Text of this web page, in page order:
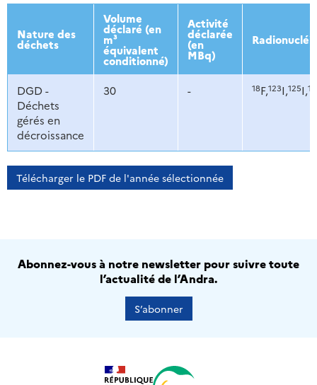
2013 2014 2015 2016
Nature des
déchets
Volume
déclaré (en
m³
équivalent
conditionné)
Activité
déclarée
(en
MBq)
DGD -
Déchets
gérés en
décroissance
30 - 18F,123I,125I,
Télécharger le PDF de l'année sélectionnée
Abonnez-vous à notre newsletter pour suivre toute
l’actualité de l’Andra.
S’abonner